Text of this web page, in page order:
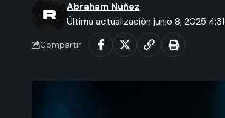
Última actualización junio 8, 2025
Abraham Nuñez
Compartir